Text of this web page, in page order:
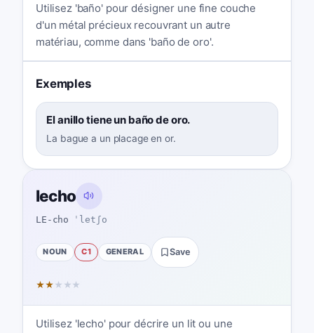
Utilisez 'baño' pour désigner une fine couche
d'un métal précieux recouvrant un autre
matériau, comme dans 'baño de oro'.
Exemples
El anillo tiene un baño de oro.
La bague a un placage en or.
lecho
LE-cho ˈletʃo
NOUN C1 GENERAL Save
★★ ★ ★ ★
Utilisez 'lecho' pour décrire un lit ou une